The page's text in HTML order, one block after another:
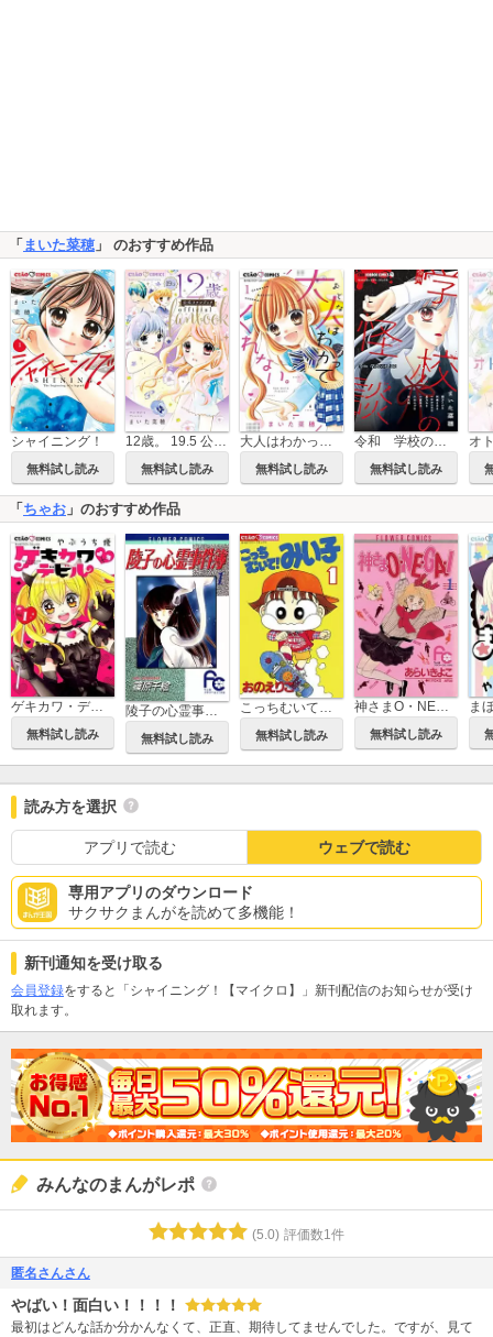
「 まいた菜穂 」 のおすすめ作品
シャイニング！
無料試し読み
12歳。 19.5 公式ファンブック
無料試し読み
大人はわかってくれない。
無料試し読み
令和 学校の怪談
無料試し読み
オ
「 ちゃお 」のおすすめ作品
ゲキカワ・デビル
無料試し読み 無料試し読み
こっちむいて！みい子
無料試し読み
神さまO・NE・GA・I
無料試し読み
ま
読み方を選択
アプリで読む ウェブで読む
専用アプリのダウンロード
サクサクまんがを読めて多機能！
新刊通知を受け取る
会員登録をすると「シャイニング！【マイクロ】」新刊配信のお知らせが受け
取れます。
みんなのまんがレポ
(5.0) 評価数1件
匿名さんさん
やばい！面白い！！！！
最初はどんな話か分かんなくて、正直、期待してませんでした。ですが、見て